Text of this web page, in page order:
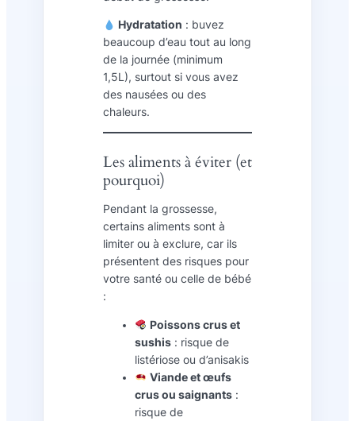
Hydratation : buvez
beaucoup d’eau tout au long
de la journée (minimum
1,5L), surtout si vous avez
des nausées ou des
chaleurs.
Les aliments à éviter (et
pourquoi)
Pendant la grossesse,
certains aliments sont à
limiter ou à exclure, car ils
présentent des risques pour
votre santé ou celle de bébé
:
Poissons crus et
sushis: risque de
listériose ou d’anisakis
Viande et œufs
crus ou saignants:
risque de